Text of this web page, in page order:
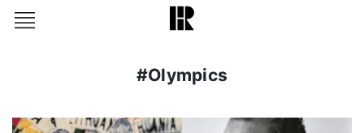
#Olympics